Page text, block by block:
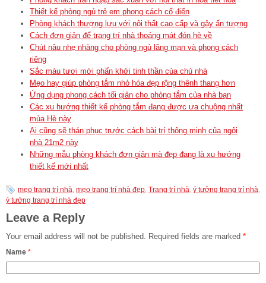
Thiết kế phòng ngủ trẻ em phong cách cổ điển
Phòng khách thượng lưu với nội thất cao cấp và gây ấn tượng
Cách đơn giản để trang trí nhà thoáng mát đón hè về
Chút nâu nhẹ nhàng cho phòng ngủ lãng mạn và phong cách
riêng
Sắc màu tươi mới phấn khởi tinh thần của chủ nhà
Mẹo hay giúp phòng tắm nhỏ hóa đẹp rộng thênh thang hơn
Ứng dụng phong cách tối giản cho phòng tắm của nhà bạn
Các xu hướng thiết kế phòng tắm đang được ưa chuộng nhất
mùa Hè này
Ai cũng sẽ thán phục trước cách bài trí thông minh của ngôi
nhà 21m2 này
Những mẫu phòng khách đơn giản mà đẹp đang là xu hướng
thiết kế mới nhất
mẹo trang trí nhà mẹo trang trí nhà đẹp Trang trí nhà ý tưởng trang trí nhà
ý tưởng trang trí nhà đẹp
Leave a Reply
Your email address will not be published. Required fields are marked *
Name *